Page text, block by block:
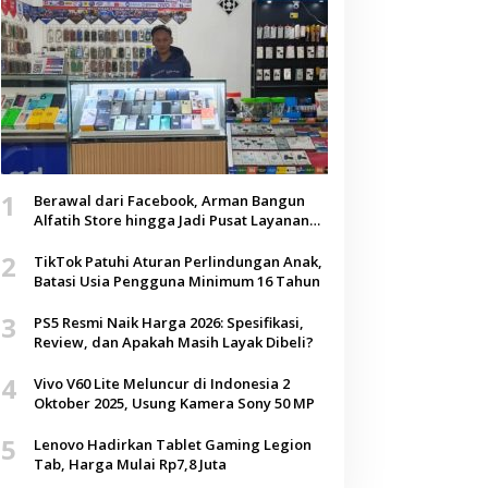
1
Berawal dari Facebook, Arman Bangun
Alfatih Store hingga Jadi Pusat Layanan
2
TikTok Patuhi Aturan Perlindungan Anak,
Batasi Usia Pengguna Minimum 16 Tahun
3
PS5 Resmi Naik Harga 2026: Spesifikasi,
Review, dan Apakah Masih Layak Dibeli?
4
Vivo V60 Lite Meluncur di Indonesia 2
Oktober 2025, Usung Kamera Sony 50 MP
5
Lenovo Hadirkan Tablet Gaming Legion
Tab, Harga Mulai Rp7,8 Juta